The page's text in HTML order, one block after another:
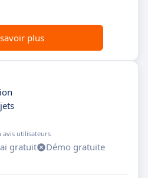
plus
avis utilisateurs
gratuit
Démo gratuite